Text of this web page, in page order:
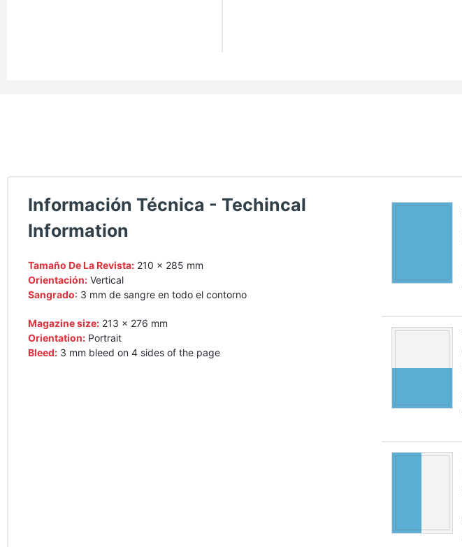
Información Técnica - Techincal
Information
Tamaño De La Revista: 210 × 285 mm
Orientación: Vertical
Sangrado: 3 mm de sangre en todo el contorno
Magazine size: 213 × 276 mm
Orientation: Portrait
Bleed: 3 mm bleed on 4 sides of the page